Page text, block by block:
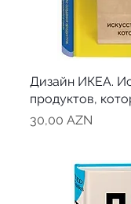
Дизайн ИКЕА.
продуктов,
Цена
30,00 AZN